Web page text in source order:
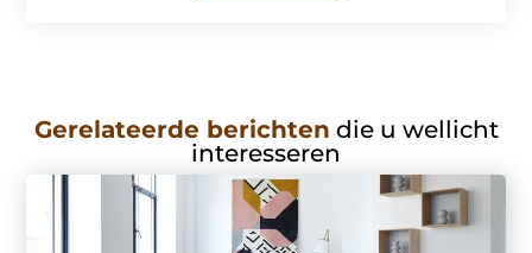
Gerelateerde berichten die u wellicht
interesseren